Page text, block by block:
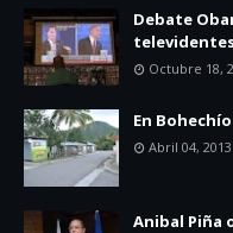
Debate
Octubre 18,
En
Abril 04, 2013
Anibal Piña